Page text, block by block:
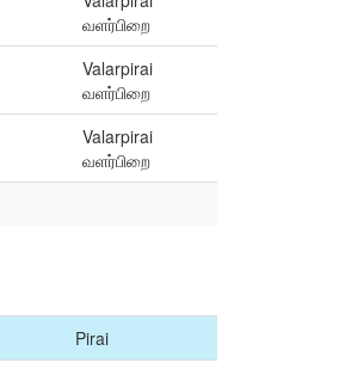
வளர்பிறை
Valarpirai
வளர்பிறை
Valarpirai
வளர்பிறை
Pirai